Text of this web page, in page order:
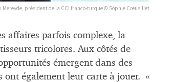
Mereyde, président de la CCI franco-turque © Sophie Creusillet
affaires parfois complexe, la
tricolores. Aux côtés de
émergent dans des
ont également leur carte à jouer. «